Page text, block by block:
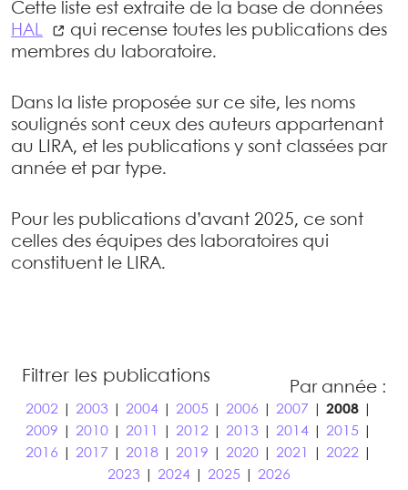
Cette liste est extraite de la base de données
HAL
qui recense toutes les publications des
membres du laboratoire.
Dans la liste proposée sur ce site, les noms
soulignés sont ceux des auteurs appartenant
au LIRA, et les publications y sont classées par
année et par type.
Pour les publications d’avant 2025, ce sont
celles des équipes des laboratoires qui
constituent le LIRA.
Filtrer les publications
Par année :
2002| 2003| 2004| 2005| 2006 2007 2008|
2009
2010| 2011 2012| 2013| 2014| 2015|
2016
2017 2018| 2019 2020| 2021 2022|
2023| 2024| 2025| 2026